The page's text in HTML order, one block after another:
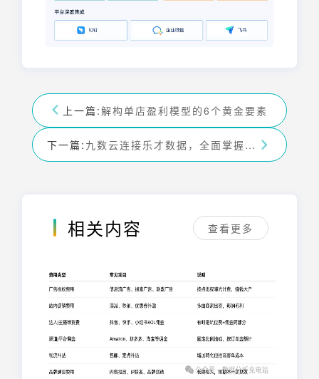
上一篇:解构单店盈利模型的6个黄金要素
下一篇: 九数云连接乐才数据，全面掌握员人事信息，助力精细化人事管理
相关内容 查看更多